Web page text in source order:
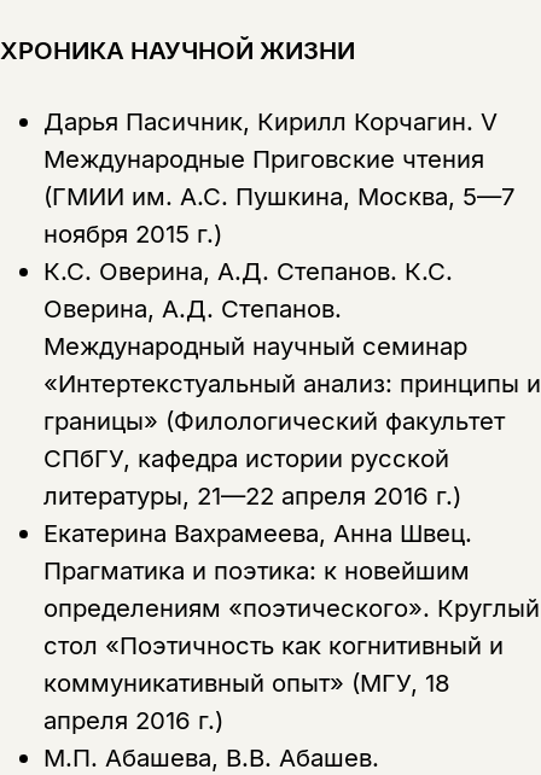
ХРОНИКА НАУЧНОЙ ЖИЗНИ
Дарья Пасичник, Кирилл Корчагин. V
Международные Приговские чтения
(ГМИИ им. А.С. Пушкина, Москва, 5—7
ноября 2015 г.)
К.С. Оверина, А.Д. Степанов. К.С.
Оверина, А.Д. Степанов.
Международный научный семинар
«Интертекстуальный анализ: принципы и
границы» (Филологический факультет
СПбГУ, кафедра истории русской
литературы, 21—22 апреля 2016 г.)
Екатерина Вахрамеева, Анна Швец.
Прагматика и поэтика: к новейшим
определениям «поэтического». Круглый
стол «Поэтичность как когнитивный и
коммуникативный опыт» (МГУ, 18
апреля 2016 г.)
М.П. Абашева, В.В. Абашев.